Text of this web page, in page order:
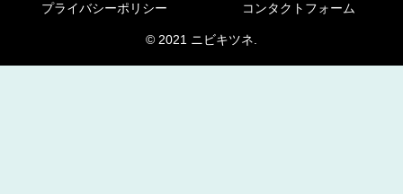
プライバシーポリシー コンタクトフォーム
© 2021 ニビキツネ.